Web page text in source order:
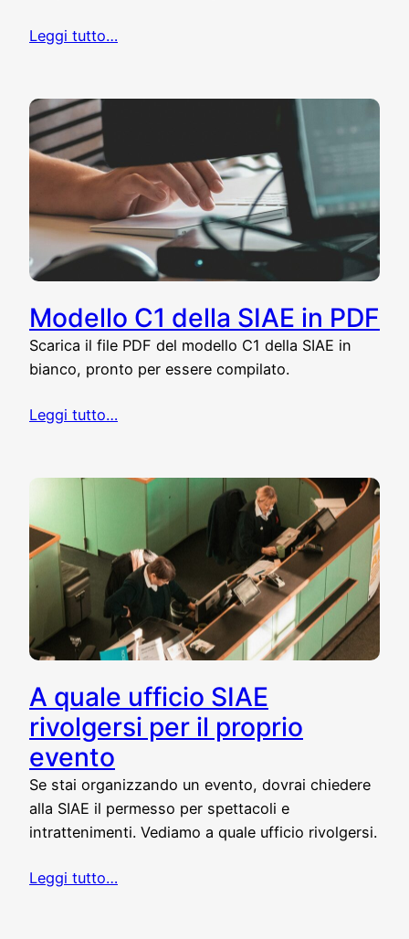
Leggi tutto…
Modello C1 della SIAE in PDF
Scarica il file PDF del modello C1 della SIAE in
bianco, pronto per essere compilato.
Leggi tutto…
A quale ufficio SIAE
rivolgersi per il proprio
evento
Se stai organizzando un evento, dovrai chiedere
alla SIAE il permesso per spettacoli e
intrattenimenti. Vediamo a quale ufficio rivolgersi.
Leggi tutto…